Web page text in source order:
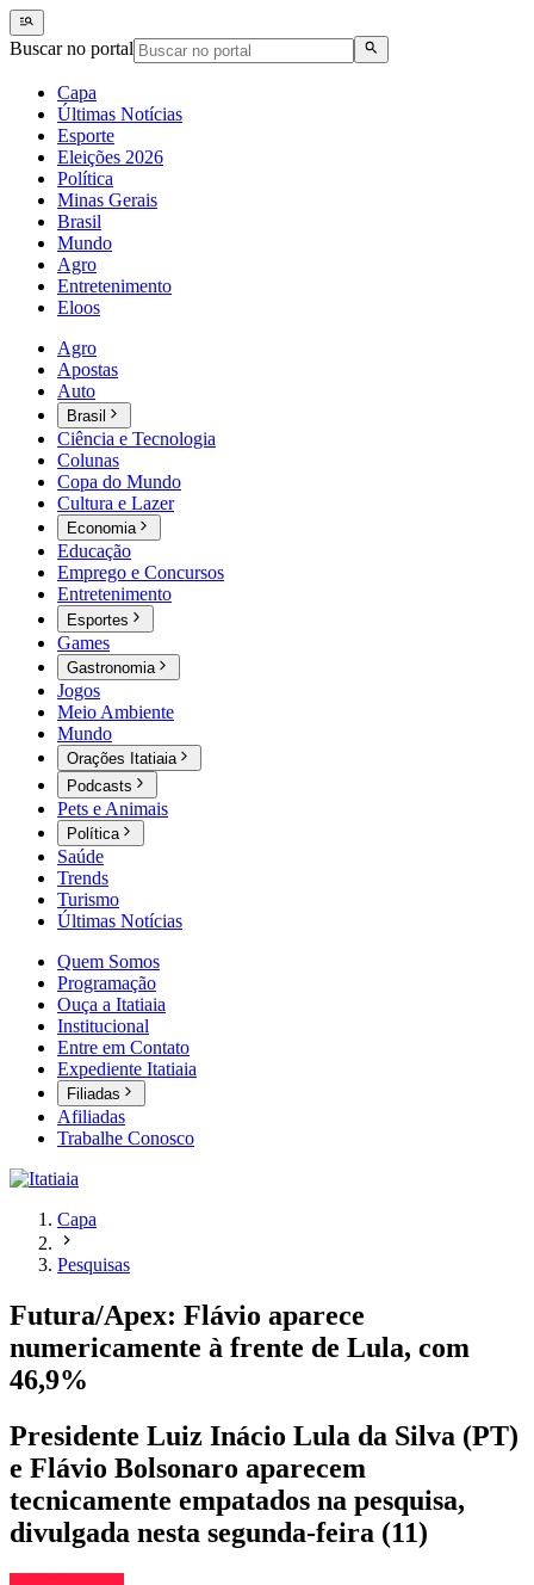
Buscar no portal
Capa
Últimas Notícias
Esporte
Eleições 2026
Política
Minas Gerais
Brasil
Mundo
Agro
Entretenimento
Eloos
Agro
Apostas
Auto
Brasil
Ciência e Tecnologia
Colunas
Copa do Mundo
Cultura e Lazer
Economia
Educação
Emprego e Concursos
Entretenimento
Esportes
Games
Gastronomia
Jogos
Meio Ambiente
Mundo
Orações Itatiaia
Podcasts
Pets e Animais
Política
Saúde
Trends
Turismo
Últimas Notícias
Quem Somos
Programação
Ouça a Itatiaia
Institucional
Entre em Contato
Expediente Itatiaia
Filiadas
Afiliadas
Trabalhe Conosco
Capa
Pesquisas
Futura/Apex: Flávio aparece
numericamente à frente de Lula, com
46,9%
Presidente Luiz Inácio Lula da Silva (PT)
e Flávio Bolsonaro aparecem
tecnicamente empatados na pesquisa,
divulgada nesta segunda-feira (11)